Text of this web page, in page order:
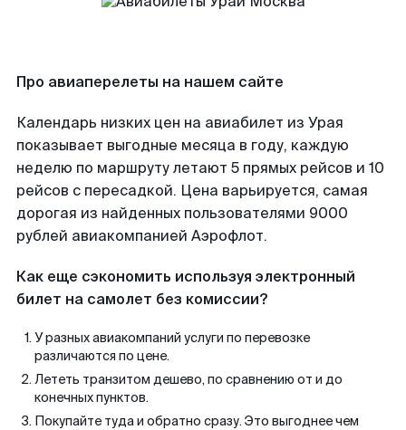
Про авиаперелеты на нашем сайте
Календарь низких цен на авиабилет из Урая
показывает выгодные месяца в году, каждую
неделю по маршруту летают 5 прямых рейсов и 10
рейсов с пересадкой. Цена варьируется, самая
дорогая из найденных пользователями 9000
рублей авиакомпанией Аэрофлот.
Как еще сэкономить используя электронный
билет на самолет без комиссии?
У разных авиакомпаний услуги по перевозке
различаются по цене.
Лететь транзитом дешево, по сравнению от и до
конечных пунктов.
Покупайте туда и обратно сразу. Это выгоднее чем